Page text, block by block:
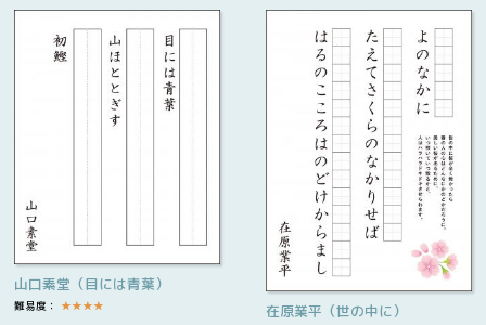
山口素堂（目には青葉）
難易度： ★★★★ 在原業平（世の中に）